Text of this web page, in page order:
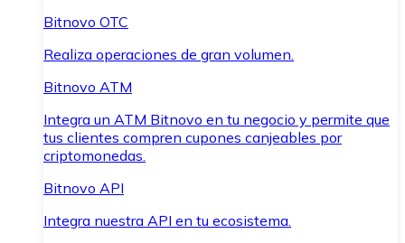
Bitnovo OTC
Realiza operaciones de gran volumen.
Bitnovo ATM
Integra un ATM Bitnovo en tu negocio y permite que
tus clientes compren cupones canjeables por
criptomonedas.
Bitnovo API
Integra nuestra API en tu ecosistema.